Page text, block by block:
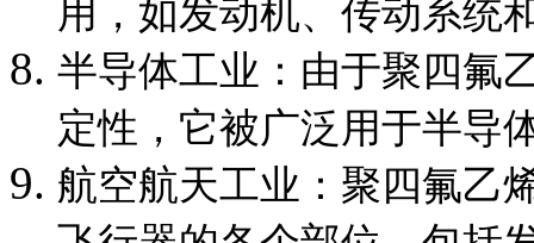
用，如发动机、传动系统
半导体工业：由于聚四氟
定性，它被广泛用于半导
航空航天工业：聚四氟乙